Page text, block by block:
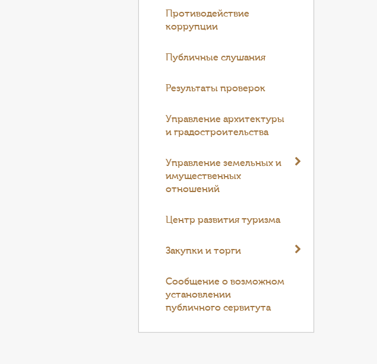
Противодействие
коррупции
Публичные слушания
Результаты проверок
Управление архитектуры
и градостроительства
Управление земельных и
имущественных
отношений
Центр развития туризма
Закупки и торги
Cообщение о возможном
установлении
публичного сервитута